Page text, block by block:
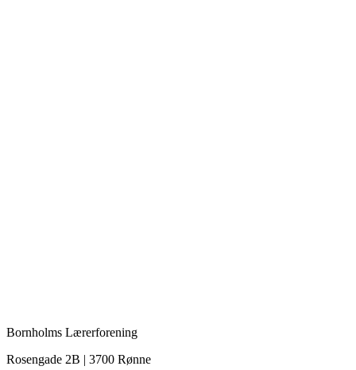
Bornholms Lærerforening
Rosengade 2B | 3700 Rønne